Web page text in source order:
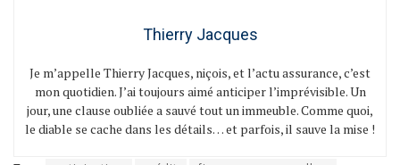
Thierry Jacques
Je m’appelle Thierry Jacques, niçois, et l’actu assurance, c’est
mon quotidien. J’ai toujours aimé anticiper l’imprévisible. Un
jour, une clause oubliée a sauvé tout un immeuble. Comme quoi,
le diable se cache dans les détails… et parfois, il sauve la mise !